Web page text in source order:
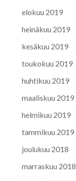
elokuu 2019
heinäkuu 2019
kesäkuu 2019
toukokuu 2019
huhtikuu 2019
maaliskuu 2019
helmikuu 2019
tammikuu 2019
joulukuu 2018
marraskuu 2018